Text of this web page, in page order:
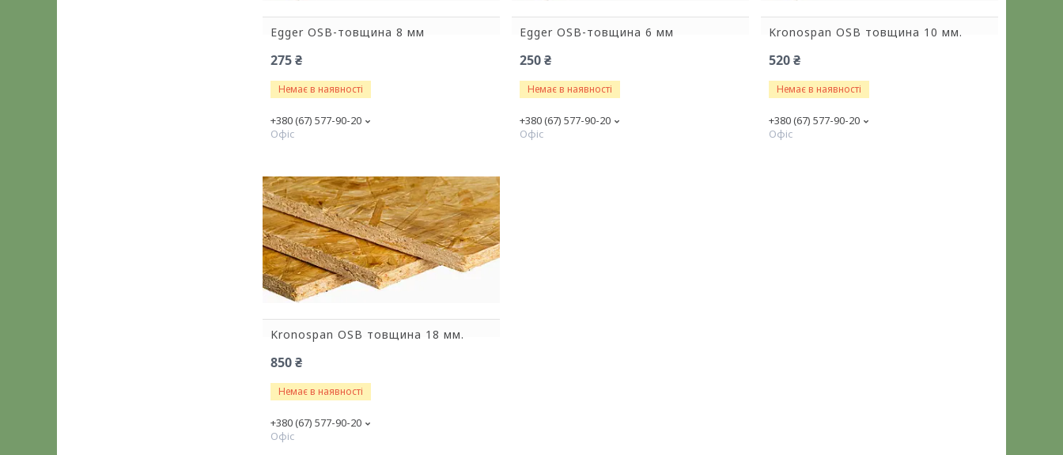
Egger OSB-товщина 8 мм
275 ₴
Немає в наявності
+380 (67) 577-90-20
Офіс
Egger OSB-товщина 6 мм
250 ₴
Немає в наявності
+380 (67) 577-90-20
Офіс
Kronospan OSB товщина 10 мм.
520 ₴
Немає в наявності
+380 (67) 577-90-20
Офіс
Kronospan OSB товщина 18 мм.
850 ₴
Немає в наявності
+380 (67) 577-90-20
Офіс